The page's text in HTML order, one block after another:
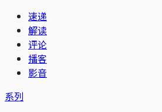
速递
解读
评论
播客
影音
系列